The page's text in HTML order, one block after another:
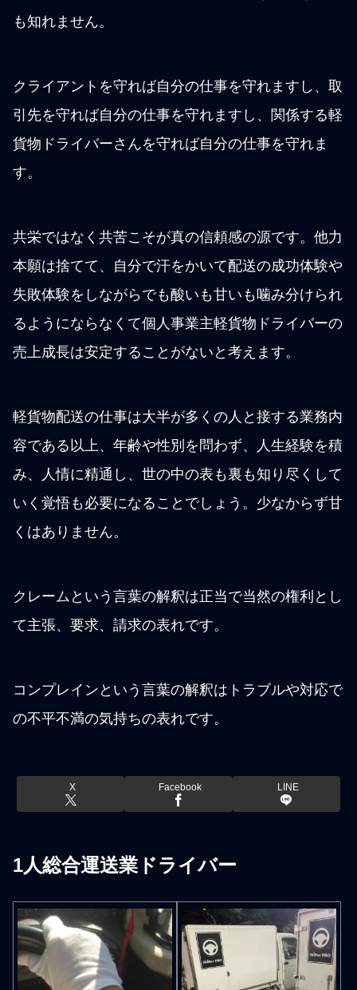
も知れません。
クライアントを守れば自分の仕事を守れますし、取
引先を守れば自分の仕事を守れますし、関係する軽
貨物ドライバーさんを守れば自分の仕事を守れま
す。
共栄ではなく共苦こそが真の信頼感の源です。他力
本願は捨てて、自分で汗をかいて配送の成功体験や
失敗体験をしながらでも酸いも甘いも噛み分けられ
るようにならなくて個人事業主軽貨物ドライバーの
売上成長は安定することがないと考えます。
軽貨物配送の仕事は大半が多くの人と接する業務内
容である以上、年齢や性別を問わず、人生経験を積
み、人情に精通し、世の中の表も裏も知り尽くして
いく覚悟も必要になることでしょう。少なからず甘
くはありません。
クレームという言葉の解釈は正当で当然の権利とし
て主張、要求、請求の表れです。
コンプレインという言葉の解釈はトラブルや対応で
の不平不満の気持ちの表れです。
X Facebook LINE
1人総合運送業ドライバー